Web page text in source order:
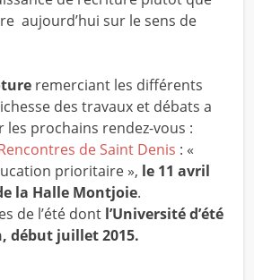
aujourd’hui sur le sens de
remerciant les différents
des travaux et débats a
les prochains rendez-vous :
de Saint Denis : «
prioritaire », le 11 avril
la Halle Montjoie.
de l’été dont l’Université d’été
début juillet 2015.